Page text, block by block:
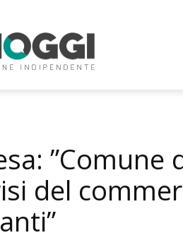
”Comune
del